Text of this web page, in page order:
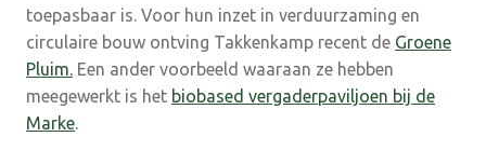
toepasbaar is. Voor hun inzet in verduurzaming en
circulaire bouw ontving Takkenkamp recent de Groene
Pluim. Een ander voorbeeld waaraan ze hebben
meegewerkt is het biobased vergaderpaviljoen bij de
Marke.